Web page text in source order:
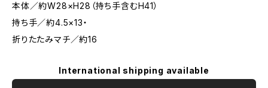
本体／約W28×H28（持ち手含むH41）
持ち手／約4.5×13・
折りたたみマチ／約16
International shipping available